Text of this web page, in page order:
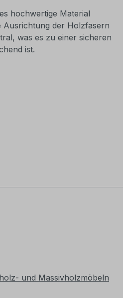
hochwertige Material
Ausrichtung der Holzfasern
was es zu einer sicheren
ist.
und Massivholzmöbeln